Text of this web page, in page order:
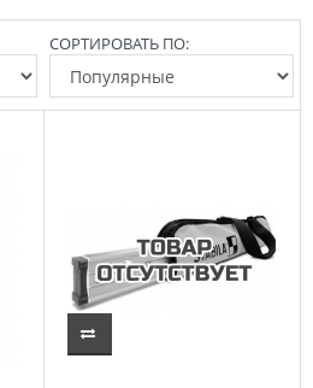
СОРТИРОВАТЬ ПО: